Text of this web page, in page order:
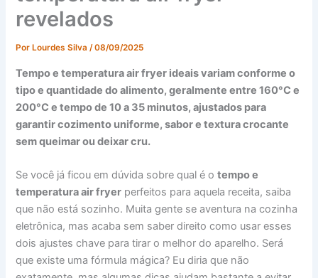
revelados
Por Lourdes Silva/08/09/2025
Tempo e temperatura air fryer ideais variam conforme o
tipo e quantidade do alimento, geralmente entre 160°C e
200°C e tempo de 10 a 35 minutos, ajustados para
garantir cozimento uniforme, sabor e textura crocante
sem queimar ou deixar cru.
Se você já ficou em dúvida sobre qual é otempo e
temperatura air fryer perfeitos para aquela receita, saiba
que não está sozinho. Muita gente se aventura na cozinha
eletrônica, mas acaba sem saber direito como usar esses
dois ajustes chave para tirar o melhor do aparelho. Será
que existe uma fórmula mágica? Eu diria que não